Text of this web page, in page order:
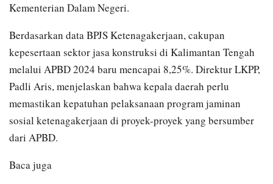
Kementerian Dalam Negeri.
Berdasarkan data BPJS Ketenagakerjaan, cakupan
kepesertaan sektor jasa konstruksi di Kalimantan Tengah
melalui APBD 2024 baru mencapai 8,25%. Direktur LKPP,
Padli Aris, menjelaskan bahwa kepala daerah perlu
memastikan kepatuhan pelaksanaan program jaminan
sosial ketenagakerjaan di proyek-proyek yang bersumber
dari APBD.
Baca juga